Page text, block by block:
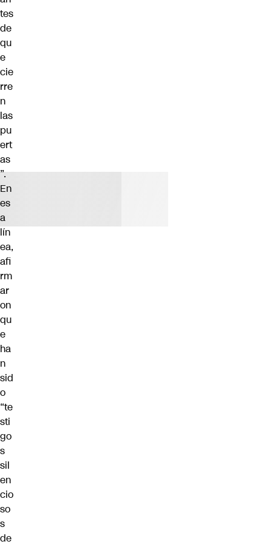
tes
de
qu
e
cie
rre
n
las
pu
ert
as
”.
En
es
a
lín
ea,
afi
rm
ar
on
qu
e
ha
n
sid
o
“te
sti
go
s
sil
en
cio
so
s
de